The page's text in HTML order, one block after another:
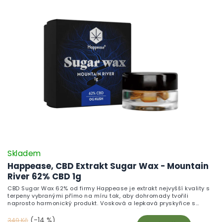
Happease, CBD Extrakt Sugar Wax - Mountain
River 62% CBD 1g
Skladem
CBD Sugar Wax 62% od firmy Happease je extrakt nejvyšší kvality s
terpeny vybranými přímo na míru tak, aby dohromady tvořili
naprosto harmonický produkt. Vosková a lepkavá pryskyřice s
konzistencí, která je ideální pro pomalé hoření. Mountain River
Mountain River je jedinečná směs charakterizovaná přítomností